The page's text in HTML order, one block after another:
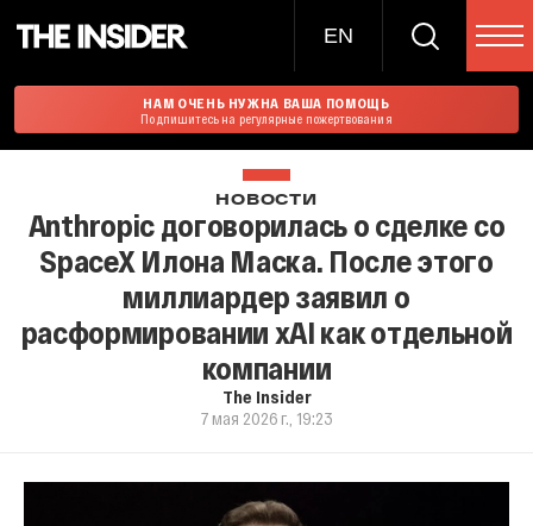
EN
НАМ ОЧЕНЬ НУЖНА ВАША ПОМОЩЬ
Подпишитесь на регулярные пожертвования
НОВОСТИ
Anthropic договорилась о сделке со
SpaceX Илона Маска. После этого
миллиардер заявил о
расформировании xAI как отдельной
компании
The Insider
7 мая 2026 г., 19:23